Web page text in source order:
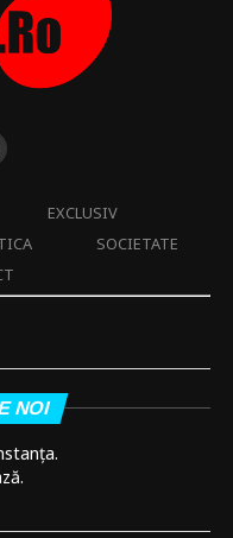
EXCLUSIV
SOCIETATE
NOI